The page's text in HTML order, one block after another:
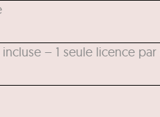
– 1 seule licence par